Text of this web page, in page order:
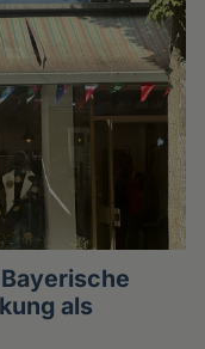
als